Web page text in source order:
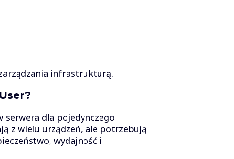
infrastrukturą.
serwera dla pojedynczego
z wielu urządzeń, ale potrzebują
wydajność i